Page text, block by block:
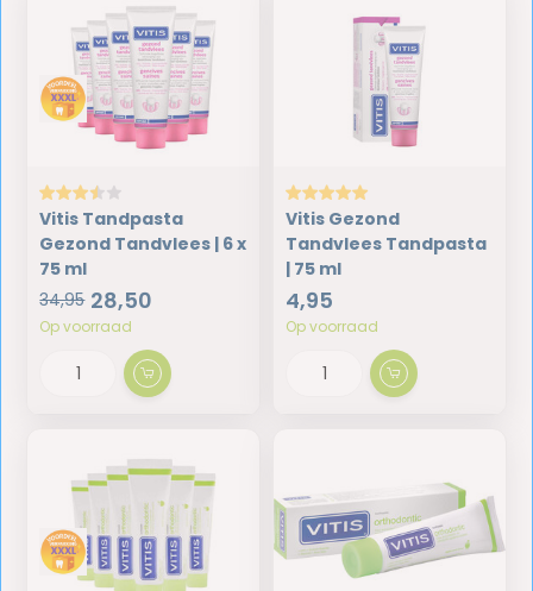
Vitis Tandpasta
Gezond Tandvlees | 6 x
75 ml
34,95 28,50
Op voorraad
Vitis Gezond
Tandvlees Tandpasta
| 75 ml
4,95
Op voorraad